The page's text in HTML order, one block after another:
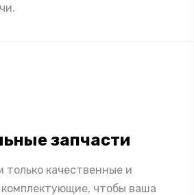
запчасти
только качественные и
чтобы ваша